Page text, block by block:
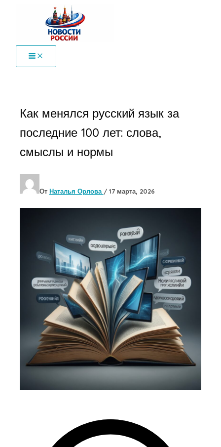
содержимому
Как менялся русский язык за
последние 100 лет: слова,
смыслы и нормы
От Наталья Орлова / 17 марта, 2026